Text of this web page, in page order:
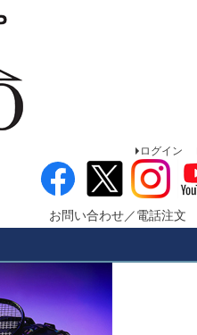
ログイン
お問い合わせ／電話注文